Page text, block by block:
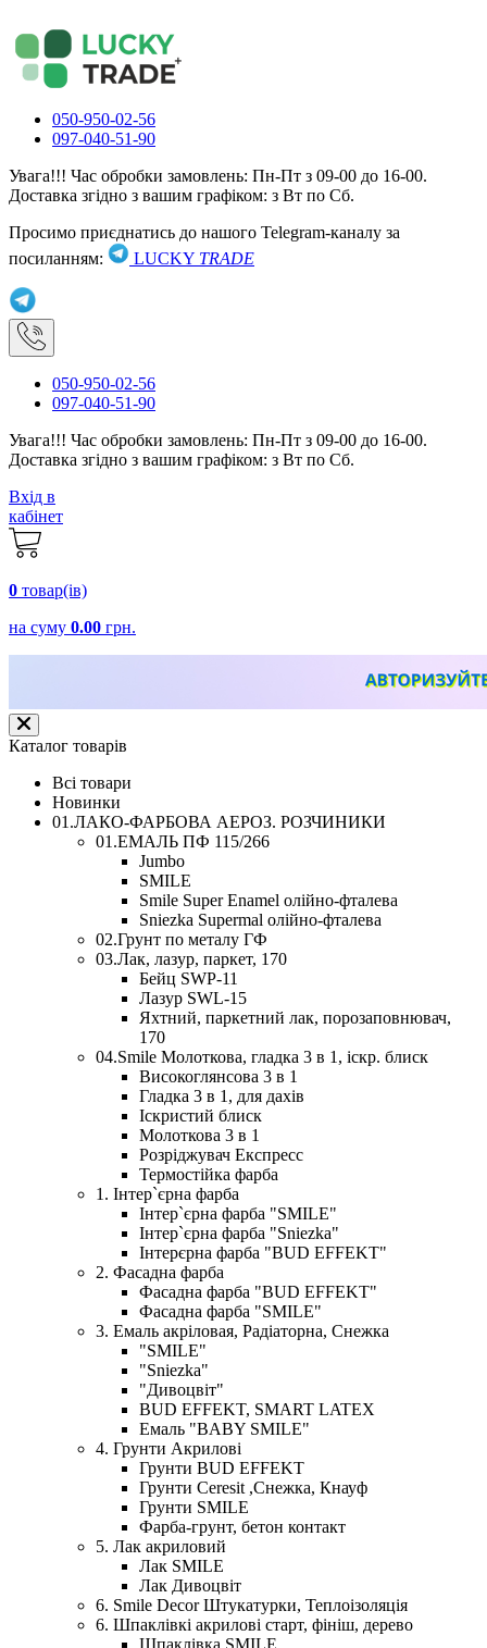
050-950-02-56
097-040-51-90
Увага!!! Час обробки замовлень: Пн-Пт з 09-00 до 16-00.
Доставка згідно з вашим графіком: з Вт по Сб.
Просимо приєднатись до нашого Telegram-каналу за
посиланням:
LUCKY TRADE
050-950-02-56
097-040-51-90
Увага!!! Час обробки замовлень: Пн-Пт з 09-00 до 16-00.
Доставка згідно з вашим графіком: з Вт по Сб.
Вхід в
кабінет
0 товар(ів)
на суму 0.00 грн.
Каталог товарів
Всі товари
Новинки
01.ЛАКО-ФАРБОВА АЕРОЗ. РОЗЧИНИКИ
01.ЕМАЛЬ ПФ 115/266
Jumbo
SMILE
Smile Super Enamel олійно-фталева
Sniezka Supermal олійно-фталева
02.Грунт по металу ГФ
03.Лак, лазур, паркет, 170
Бейц SWP-11
Лазур SWL-15
Яхтний, паркетний лак, порозаповнювач,
170
04.Smile Молоткова, гладка 3 в 1, іскр. блиск
Високоглянсова 3 в 1
Гладка 3 в 1, для дахів
Іскристий блиск
Молоткова 3 в 1
Розріджувач Експресс
Термостійка фарба
1. Інтер`єрна фарба
Інтер`єрна фарба "SMILE"
Інтер`єрна фарба "Sniezka"
Інтерєрна фарба "BUD EFFEKT"
2. Фасадна фарба
Фасадна фарба "BUD EFFEKT"
Фасадна фарба "SMILE"
3. Емаль акріловая, Радіаторна, Снежка
"SMILE"
"Sniezka"
"Дивоцвіт"
BUD EFFEKT, SMART LATEX
Емаль "BABY SMILE"
4. Грунти Акрилові
Грунти BUD EFFEKT
Грунти Ceresit ,Снежка, Кнауф
Грунти SMILE
Фарба-грунт, бетон контакт
5. Лак акриловий
Лак SMILE
Лак Дивоцвіт
6. Smile Decor Штукатурки, Теплоізоляція
6. Шпаклівкі акрилові старт, фініш, дерево
Шпаклівка SMILE